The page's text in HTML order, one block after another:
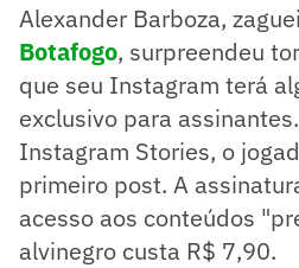
Alexander Barboza,
Botafogo, surpreendeu
que seu Instagram terá
exclusivo para
Instagram Stories, o
primeiro post. A
acesso aos conteúdos
alvinegro custa R$ 7,90.